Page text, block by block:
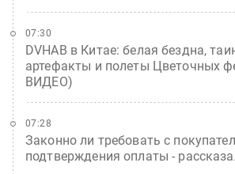
DVHAB в Китае: белая бездна,
артефакты и полеты Цветочных
ВИДЕО)
07:30
Законно ли требовать с
подтверждения оплаты -
07:28